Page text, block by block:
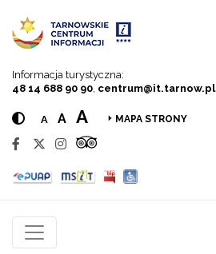
Informacja turystyczna:
48 14 688 90 90 centrum@it.tarnow.pl
A A A MAPA STRONY